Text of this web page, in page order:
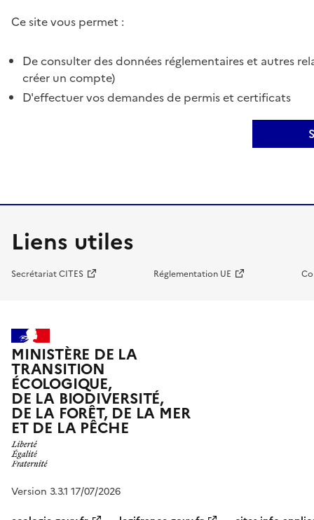
Ce site vous permet :
De consulter des données réglementaires et autres
créer un compte)
D'effectuer vos demandes de permis et certificats
Liens utiles
Secrétariat CITES Réglementation UE
MINISTÈRE DE LA
TRANSITION
ÉCOLOGIQUE,
DE LA BIODIVERSITÉ,
DE LA FORÊT, DE LA MER
ET DE LA PÊCHE
Version 3.3.1 17/07/2026